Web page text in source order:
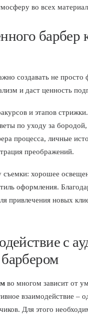
во всех
барбер
создавать не просто
и даст ценность
и этапов стрижки.
по уходу за
процесса, личные
преображений.
съемки: хорошее
оформления.
привлечения новых
с
во многом зависит от
взаимодействие –
Для этого